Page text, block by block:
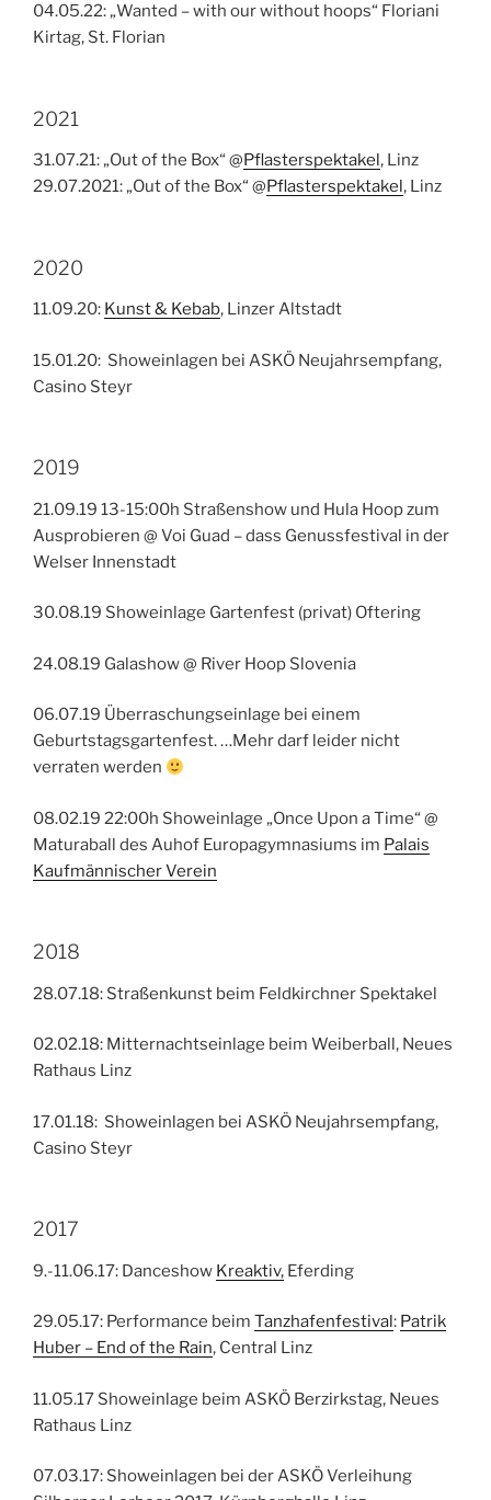
04.05.22: „Wanted – with our without hoops“ Floriani
Kirtag, St. Florian
2021
31.07.21: „Out of the Box“ @Pflasterspektakel, Linz
29.07.2021: „Out of the Box“ @Pflasterspektakel, Linz
2020
11.09.20: Kunst & Kebab, Linzer Altstadt
15.01.20: Showeinlagen bei ASKÖ Neujahrsempfang,
Casino Steyr
2019
21.09.19 13-15:00h Straßenshow und Hula Hoop zum
Ausprobieren @ Voi Guad – dass Genussfestival in der
Welser Innenstadt
30.08.19 Showeinlage Gartenfest (privat) Oftering
24.08.19 Galashow @ River Hoop Slovenia
06.07.19 Überraschungseinlage bei einem
Geburtstagsgartenfest. …Mehr darf leider nicht
verraten werden
08.02.19 22:00h Showeinlage „Once Upon a Time“ @
Maturaball des Auhof Europagymnasiums im Palais
Kaufmännischer Verein
2018
28.07.18: Straßenkunst beim Feldkirchner Spektakel
02.02.18: Mitternachtseinlage beim Weiberball, Neues
Rathaus Linz
17.01.18: Showeinlagen bei ASKÖ Neujahrsempfang,
Casino Steyr
2017
9.-11.06.17: Danceshow Kreaktiv, Eferding
29.05.17: Performance beim Tanzhafenfestival: Patrik
Huber – End of the Rain, Central Linz
11.05.17 Showeinlage beim ASKÖ Berzirkstag, Neues
Rathaus Linz
07.03.17: Showeinlagen bei der ASKÖ Verleihung